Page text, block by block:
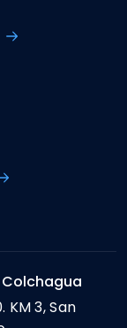
KM 3, San